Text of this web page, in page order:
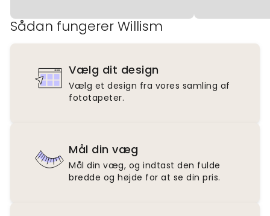
Sådan fungerer Willism
Vælg dit design
Vælg et design fra vores samling af
fototapeter.
Mål din væg
Mål din væg, og indtast den fulde
bredde og højde for at se din pris.